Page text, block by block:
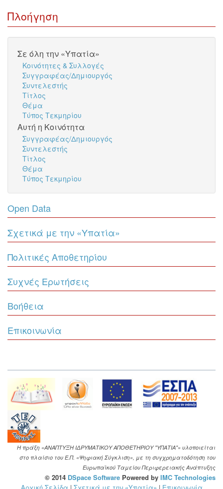
Πλοήγηση
Σε όλη την «Υπατία»
Κοινότητες & Συλλογές
Συγγραφέας/Δημιουργός
Συντελεστής
Τίτλος
Θέμα
Τύπος Τεκμηρίου
Αυτή η Κοινότητα
Συγγραφέας/Δημιουργός
Συντελεστής
Τίτλος
Θέμα
Τύπος Τεκμηρίου
Open Data
Σχετικά με την «Υπατία»
Πολιτικές Αποθετηρίου
Συχνές Ερωτήσεις
Βοήθεια
Επικοινωνία
Η πράξη «ΑΝΑΠΤΥΞΗ ΙΔΡΥΜΑΤΙΚΟΥ ΑΠΟΘΕΤΗΡΙΟΥ "ΥΠΑΤΙΑ"» υλοποιείται
στο πλαίσιο του Ε.Π. «Ψηφιακή Σύγκλιση», με τη συγχρηματοδότηση του
Ευρωπαϊκού Ταμείου Περιφερειακής Ανάπτυξης
© 2014 DSpace Software Powered by IMC Technologies